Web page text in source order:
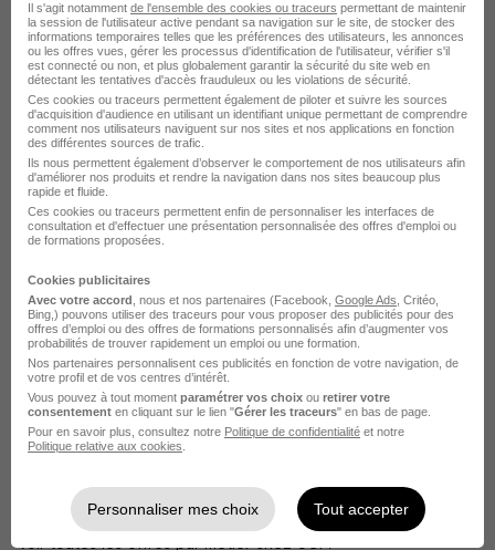
Le Recrutement chez CGI dans le
domaine Administratif
CGI Chef de projet GED
Postuler chez CGI par Métier
Tech lead CGI
Développeur CGI
Data engineer CGI
Business analyst CGI
Voir plus
Il s'agit notamment de l'ensemble des cookies ou traceurs permettant de maintenir
la session de l'utilisateur active pendant sa navigation sur le site, de stocker des
informations temporaires telles que les préférences des utilisateurs, les annonces
ou les offres vues, gérer les processus d'identification de l'utilisateur, vérifier s'il
est connecté ou non, et plus globalement garantir la sécurité du site web en
détectant les tentatives d'accès frauduleux ou les violations de sécurité.
Ces cookies ou traceurs permettent également de piloter et suivre les sources
d'acquisition d'audience en utilisant un identifiant unique permettant de comprendre
comment nos utilisateurs naviguent sur nos sites et nos applications en fonction
des différentes sources de trafic.
Ils nous permettent également d’observer le comportement de nos utilisateurs afin
d'améliorer nos produits et rendre la navigation dans nos sites beaucoup plus
rapide et fluide.
Ces cookies ou traceurs permettent enfin de personnaliser les interfaces de
consultation et d'effectuer une présentation personnalisée des offres d'emploi ou
de formations proposées.
Cookies publicitaires
Avec votre accord , nous et nos partenaires (Facebook, Google Ads , Critéo,
Bing,) pouvons utiliser des traceurs pour vous proposer des publicités pour des
offres d’emploi ou des offres de formations personnalisés afin d’augmenter vos
probabilités de trouver rapidement un emploi ou une formation.
Nos partenaires personnalisent ces publicités en fonction de votre navigation, de
votre profil et de vos centres d’intérêt.
Vous pouvez à tout moment paramétrer vos choix ou retirer votre
consentement en cliquant sur le lien "Gérer les traceurs" en bas de page.
Pour en savoir plus, consultez notre Politique de confidentialité et notre
Politique relative aux cookies
Personnaliser mes choix Tout accepter